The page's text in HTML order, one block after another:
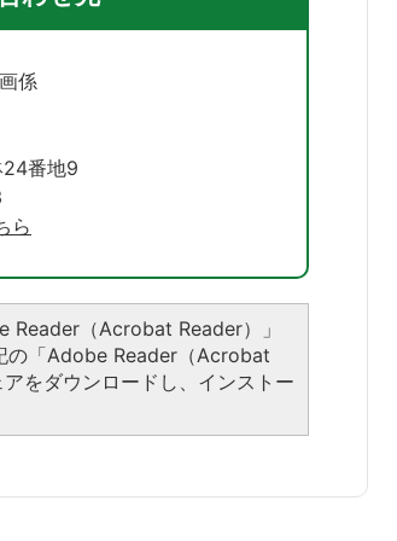
係
24番地9
ら
Reader（Acrobat Reader）」
の「Adobe Reader（Acrobat
をダウンロードし、インストー